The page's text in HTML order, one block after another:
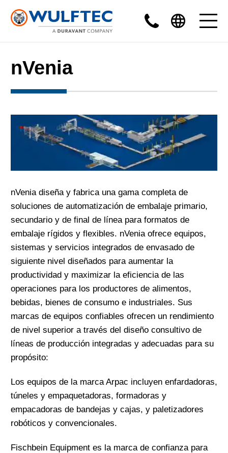
nVenia
nVenia diseña y fabrica una gama completa de
soluciones de automatización de embalaje primario,
secundario y de final de línea para formatos de
embalaje rígidos y flexibles. nVenia ofrece equipos,
sistemas y servicios integrados de envasado de
siguiente nivel diseñados para aumentar la
productividad y maximizar la eficiencia de las
operaciones para los productores de alimentos,
bebidas, bienes de consumo e industriales. Sus
marcas de equipos confiables ofrecen un rendimiento
de nivel superior a través del diseño consultivo de
líneas de producción integradas y adecuadas para su
propósito:
Los equipos de la marca Arpac incluyen enfardadoras,
túneles y empaquetadoras, formadoras y
empacadoras de bandejas y cajas, y paletizadores
robóticos y convencionales.
Fischbein Equipment es la marca de confianza para